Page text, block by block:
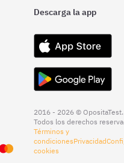
Descarga la app
2016 - 2026 © OpositaTest.
Todos los derechos
Términos y
condicionesPrivacidad
cookies